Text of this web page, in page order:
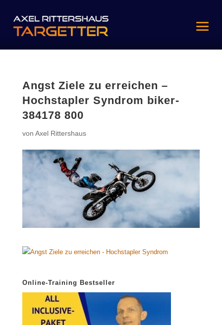
Angst Ziele zu erreichen –
Hochstapler Syndrom biker-
384178 800
von Axel Rittershaus
Online-Training Bestseller